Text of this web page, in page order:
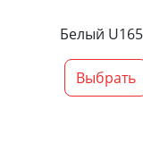
Белый
Выбрать